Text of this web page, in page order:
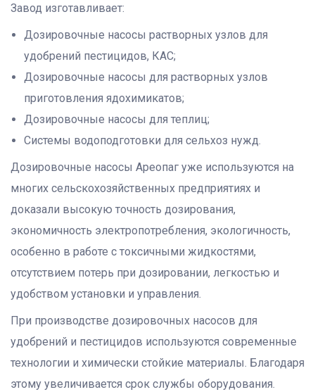
Завод изготавливает:
Дозировочные насосы растворных узлов для
удобрений пестицидов, КАС;
Дозировочные насосы для растворных узлов
приготовления ядохимикатов;
Дозировочные насосы для теплиц;
Системы водоподготовки для сельхоз нужд.
Дозировочные насосы Ареопаг уже используются на
многих сельскохозяйственных предприятиях и
доказали высокую точность дозирования,
экономичность электропотребления, экологичность,
особенно в работе с токсичными жидкостями,
отсутствием потерь при дозировании, легкостью и
удобством установки и управления.
При производстве дозировочных насосов для
удобрений и пестицидов используются современные
технологии и химически стойкие материалы. Благодаря
этому увеличивается срок службы оборудования.